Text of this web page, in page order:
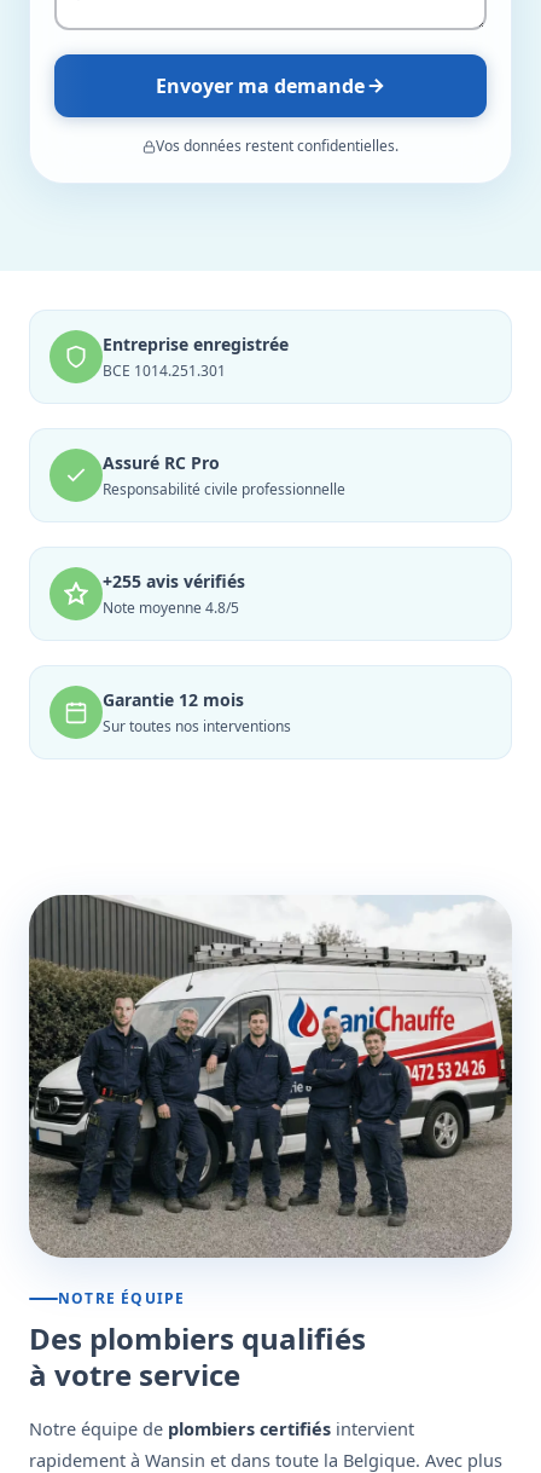
Envoyer ma demande
Vos données restent confidentielles.
Entreprise enregistrée
BCE 1014.251.301
Assuré RC Pro
Responsabilité civile professionnelle
+255 avis vérifiés
Note moyenne 4.8/5
Garantie 12 mois
Sur toutes nos interventions
NOTRE ÉQUIPE
Des plombiers qualifiés
à votre service
Notre équipe de plombiers certifiés intervient
rapidement à Wansin et dans toute la Belgique. Avec plus